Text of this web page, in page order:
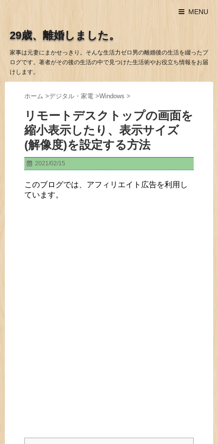
MENU
29歳、離婚しました。
家事は元妻にまかせっきり。そんな生活力ゼロ男の離婚後の生活を綴ったブ
ログです。著者がその後の生活の中で見つけた生活術やお役立ち情報をお届
けします。
ホーム >デジタル・家電 >Windows >
リモートデスクトップの画面を
縮小表示したり、表示サイズ
(解像度)を設定する方法
2021/02/15
このブログでは、アフィリエイト広告を利用し
ています。